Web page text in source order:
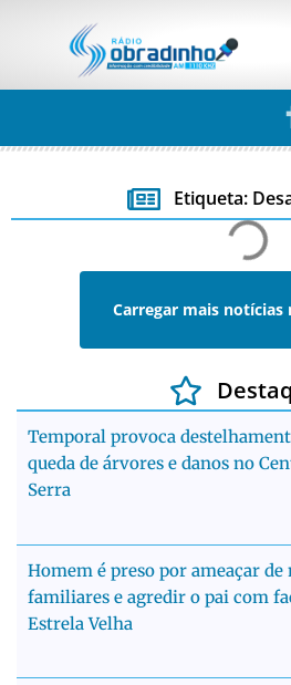
Etiqueta:
Carregar mais notícias
Temporal provoca
queda de árvores e danos no
Serra
Homem é preso por ameaçar de
familiares e agredir o pai com
Estrela Velha